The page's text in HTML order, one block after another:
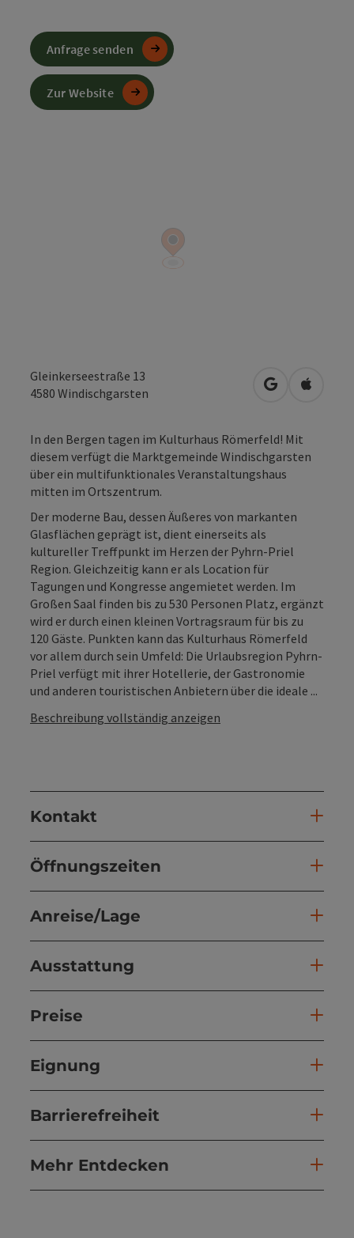
Gleinkerseestraße 13
4580 Windischgarsten in Google
in
In den Bergen tagen im Kulturhaus Römerfeld! Mit
diesem verfügt die Marktgemeinde Windischgarsten
über ein multifunktionales Veranstaltungshaus
mitten im Ortszentrum.
Der moderne Bau, dessen Äußeres von markanten
Glasflächen geprägt ist, dient einerseits als
kultureller Treffpunkt im Herzen der Pyhrn-Priel
Region. Gleichzeitig kann er als Location für
Tagungen und Kongresse angemietet werden. Im
Großen Saal finden bis zu 530 Personen Platz, ergänzt
wird er durch einen kleinen Vortragsraum für bis zu
120 Gäste. Punkten kann das Kulturhaus Römerfeld
vor allem durch sein Umfeld: Die Urlaubsregion Pyhrn-
Priel verfügt mit ihrer Hotellerie, der Gastronomie
und anderen touristischen Anbietern über die ideale ...
Beschreibung vollständig anzeigen
Kontakt
Öffnungszeiten
Anreise/Lage
Ausstattung
Preise
Eignung
Barrierefreiheit
Mehr Entdecken
Anfrage senden
Zur Website